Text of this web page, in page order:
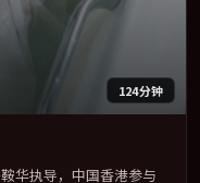
124分钟
华执导，中国香港参与